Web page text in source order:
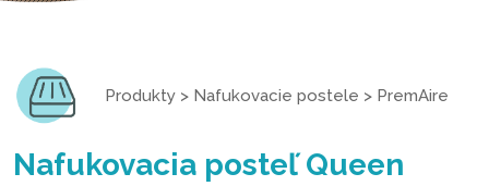
Produkty > Nafukovacie postele > PremAire
Nafukovacia posteľ Queen